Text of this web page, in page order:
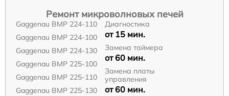
Ремонт микроволновых печей
Gaggenau BMP 224-110
Gaggenau BMP 224-100
Gaggenau BMP 224-130
Gaggenau BMP 225-100
Gaggenau BMP 225-110
Gaggenau BMP 225-130
Диагностика
от 15 мин.
Замена таймера
от 60 мин.
Замена платы
управления
от 60 мин.